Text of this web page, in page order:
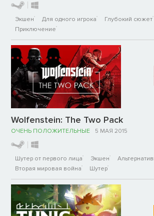
Экшен Для одного игрока Глубокий сюжет
Приключение
Wolfenstein: The Two Pack
ОЧЕНЬ ПОЛОЖИТЕЛЬНЫЕ 5 МАЯ 2015
Шутер от первого лица Экшен
Вторая мировая война
Шутер